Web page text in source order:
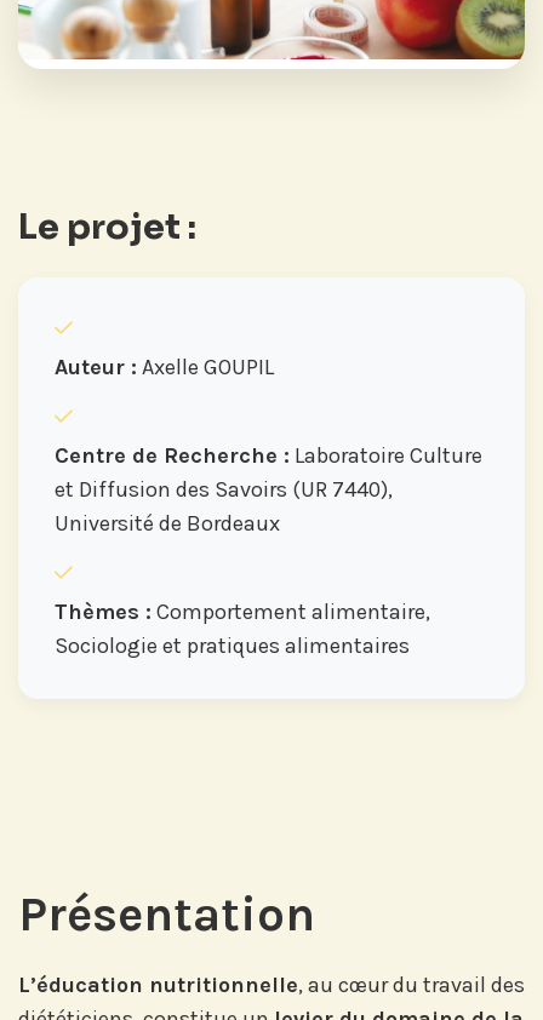
Le projet :
Auteur : Axelle GOUPIL
Centre de Recherche : Laboratoire Culture
et Diffusion des Savoirs (UR 7440),
Université de Bordeaux
Thèmes : Comportement alimentaire,
Sociologie et pratiques alimentaires
Présentation
L’éducation nutritionnelle, au cœur du travail des